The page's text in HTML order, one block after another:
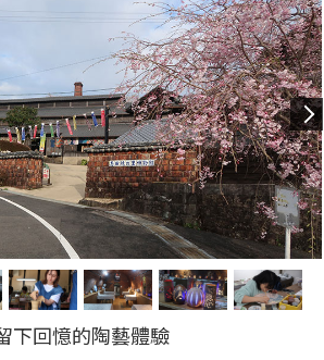
下回憶的陶藝體驗